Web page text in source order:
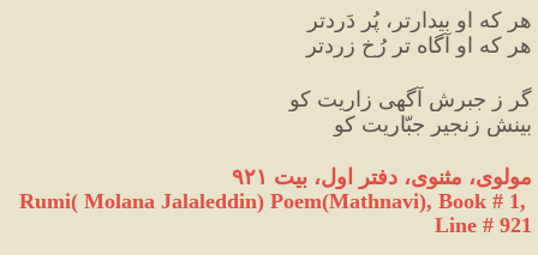
هر که او بیدارتر، پُر دَردتر
هر که او آگاه تر رُخ زردتر
گر ز جبرش آگهی زاریت کو
بینش زنجیر جبّاریت کو
مولوی، مثنوی، دفتر اول، بیت ۹۲۱
Rumi( Molana Jalaleddin) Poem(Mathnavi), Book # 1,
Line # 921